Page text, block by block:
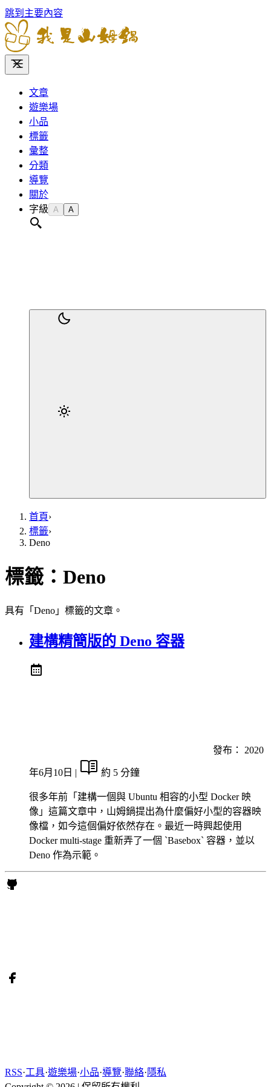
跳到主要內容
文章
遊樂場
小品
標籤
彙整
分類
導覽
關於
字級 A A
首頁›
標籤›
Deno
標籤： Deno
具有「Deno」標籤的文章。
建構精簡版的 Deno 容器
發布： 2020
年6月10日 | 約 5 分鐘
很多年前「建構一個與 Ubuntu 相容的小型 Docker 映
像」這篇文章中，山姆鍋提出為什麼偏好小型的容器映
像檔，如今這個偏好依然存在。最近一時興起使用
Docker multi-stage 重新弄了一個 `Basebox` 容器，並以
Deno 作為示範。
RSS·工具·遊樂場·小品·導覽·聯絡·隱私